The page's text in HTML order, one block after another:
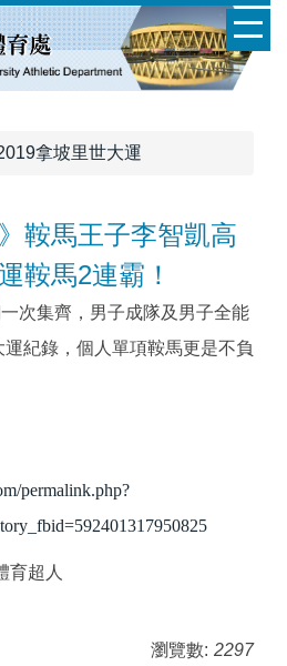
拿坡里世大運
鞍馬王子李智凱高
鞍馬2連霸！
次集齊，男子成隊及男子全能
紀錄，個人單項鞍馬更是不負
permalink.php?
育超人
瀏覽數: 2297